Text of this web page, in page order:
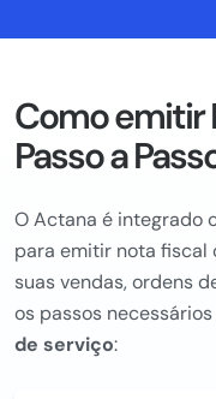
Como emitir
Passo a
O Actana é integrado
para emitir nota fiscal
suas vendas, ordens
os passos
de serviço: